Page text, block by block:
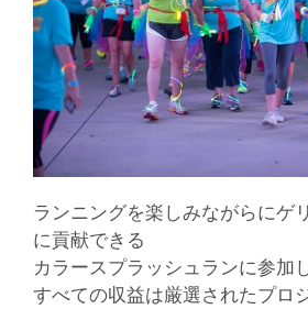
ランニングを楽しみながらにゲ
に貢献できる
カラースプラッシュランに参加
すべての収益は厳選されたプロ